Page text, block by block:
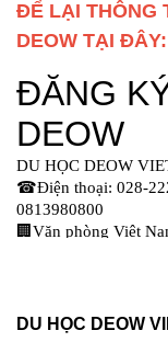
ĐỂ LẠI THÔNG
DEOW TẠI ĐÂY:
DU HỌC DEOW